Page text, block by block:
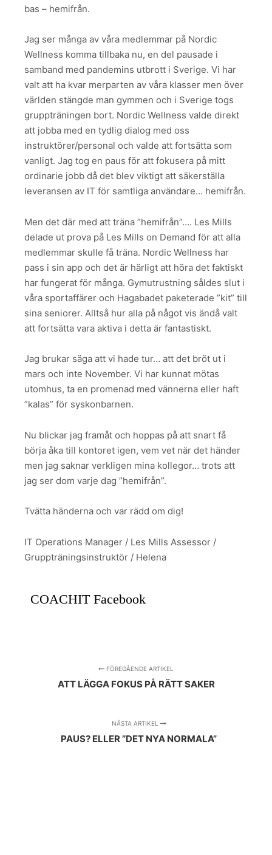
bas – hemifrån.
Jag ser många av våra medlemmar på Nordic
Wellness komma tillbaka nu, en del pausade i
samband med pandemins utbrott i Sverige. Vi har
valt att ha kvar merparten av våra klasser men över
världen stängde man gymmen och i Sverige togs
gruppträningen bort. Nordic Wellness valde direkt
att jobba med en tydlig dialog med oss
instruktörer/personal och valde att fortsätta som
vanligt. Jag tog en paus för att fokusera på mitt
ordinarie jobb då det blev viktigt att säkerställa
leveransen av IT för samtliga användare… hemifrån.
Men det där med att träna ”hemifrån”…. Les Mills
delade ut prova på Les Mills on Demand för att alla
medlemmar skulle få träna. Nordic Wellness har
pass i sin app och det är härligt att höra det faktiskt
har fungerat för många. Gymutrustning såldes slut i
våra sportaffärer och Hagabadet paketerade ”kit” till
sina seniorer. Alltså hur alla på något vis ändå valt
att fortsätta vara aktiva i detta är fantastiskt.
Jag brukar säga att vi hade tur… att det bröt ut i
mars och inte November. Vi har kunnat mötas
utomhus, ta en promenad med vännerna eller haft
”kalas” för syskonbarnen.
Nu blickar jag framåt och hoppas på att snart få
börja åka till kontoret igen, vem vet när det händer
men jag saknar verkligen mina kollegor… trots att
jag ser dom varje dag ”hemifrån”.
Tvätta händerna och var rädd om dig!
IT Operations Manager / Les Mills Assessor /
Gruppträningsinstruktör / Helena
COACHIT Facebook
FÖREGÅENDE ARTIKEL
ATT LÄGGA FOKUS PÅ RÄTT SAKER
NÄSTA ARTIKEL
PAUS? ELLER ”DET NYA NORMALA”